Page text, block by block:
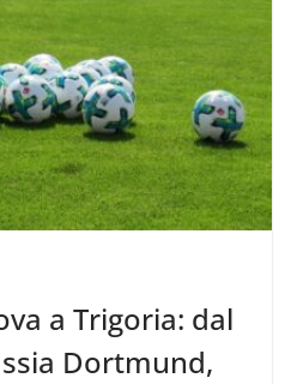
a Trigoria: dal
Dortmund,